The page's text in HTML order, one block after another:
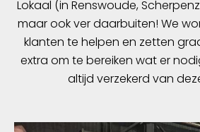
Lokaal (in Renswoude,
maar ook ver daarbuiten! We
klanten te helpen en zetten
extra om te bereiken wat er
altijd verzekerd van